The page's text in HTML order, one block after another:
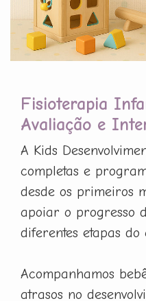
Fisioterapia
Avaliação e
A Kids
completas e
desde os primeiros
apoiar o progresso
diferentes etapas do
Acompanhamos
atrasos no